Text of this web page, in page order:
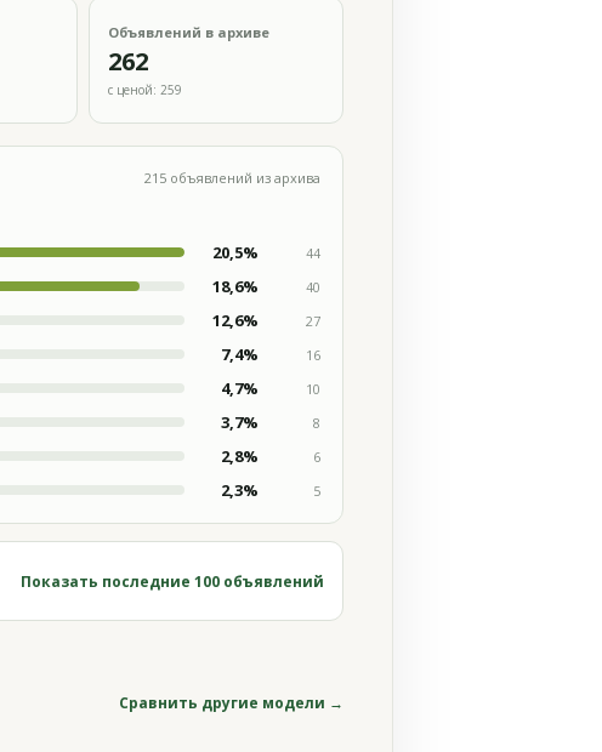
Объявлений в архиве
262
с ценой: 259
215 объявлений из архива
20,5%
44
18,6%
40
12,6%
27
7,4%
16
4,7%
10
3,7%
8
2,8%
6
2,3% 5
Показать последние 100 объявлений
Сравнить другие модели →